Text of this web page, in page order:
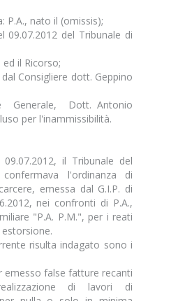
P.A., nato il (omissis);
09.07.2012 del Tribunale di
il Ricorso;
Consigliere dott. Geppino
Dott. Antonio
per l'inammissibilità.
il Tribunale del
l'ordinanza di
emessa dal G.I.P. di
nei confronti di P.A.,
"P.A. P.M.", per i reati
risulta indagato sono i
emesso false fatture recanti
di lavori di